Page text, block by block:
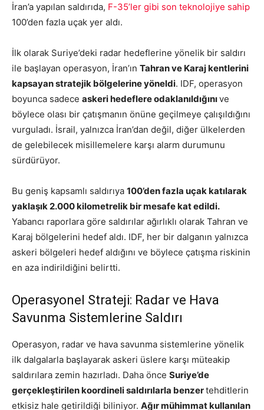
İran’a yapılan saldırıda, F-35’ler gibi son teknolojiye sahip
100’den fazla uçak yer aldı.
İlk olarak Suriye’deki radar hedeflerine yönelik bir saldırı
ile başlayan operasyon, İran’ın Tahran ve Karaj kentlerini
kapsayan stratejik bölgelerine yöneldi. IDF, operasyon
boyunca sadece askeri hedeflere odaklanıldığınıve
böylece olası bir çatışmanın önüne geçilmeye çalışıldığını
vurguladı. İsrail, yalnızca İran’dan değil, diğer ülkelerden
de gelebilecek misillemelere karşı alarm durumunu
sürdürüyor.
Bu geniş kapsamlı saldırıya 100’den fazla uçak katılarak
yaklaşık 2.000 kilometrelik bir mesafe kat edildi.
Yabancı raporlara göre saldırılar ağırlıklı olarak Tahran ve
Karaj bölgelerini hedef aldı. IDF, her bir dalganın yalnızca
askeri bölgeleri hedef aldığını ve böylece çatışma riskinin
en aza indirildiğini belirtti.
Operasyonel Strateji: Radar ve Hava
Savunma Sistemlerine Saldırı
Operasyon, radar ve hava savunma sistemlerine yönelik
ilk dalgalarla başlayarak askeri üslere karşı müteakip
saldırılara zemin hazırladı. Daha önce Suriye’de
gerçekleştirilen koordineli saldırılarla benzertehditlerin
etkisiz hale getirildiği biliniyor. Ağır mühimmat kullanılan